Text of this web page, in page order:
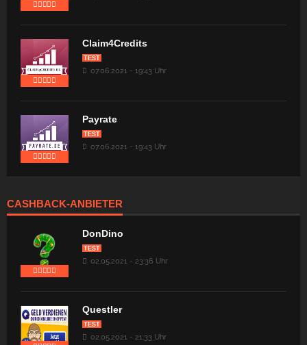
Claim4Credits
TEST
07.06.2021 - 19:43 Uhr
Payrate
TEST
07.06.2021 - 19:43 Uhr
CASHBACK-ANBIETER
DonDino
TEST
02.05.2021 - 23:36 Uhr
Questler
TEST
02.05.2021 - 21:33 Uhr